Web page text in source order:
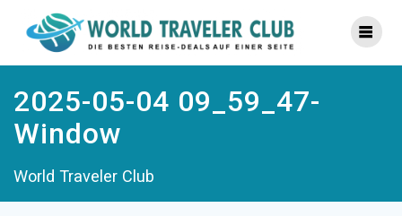
Inhalt
springen
2025-05-04 09_59_47-
Window
World Traveler Club